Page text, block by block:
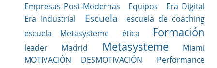
Empresas Post-Modernas
Equipos
Era Digital
Era Industrial
Escuela
escuela de coaching
escuela Metasysteme
ética Formación
leader Madrid Metasysteme
Miami
MOTIVACIÓN DESMOTIVACIÓN
Performance